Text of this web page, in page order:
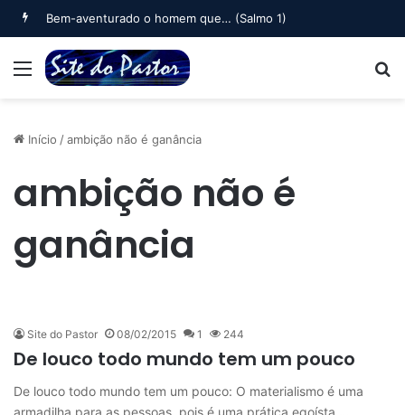
Bem-aventurado o homem que… (Salmo 1)
Menu
Início /ambição não é ganância
ambição não é
ganância
Site do Pastor 08/02/2015 1 244
De louco todo mundo tem um pouco
De louco todo mundo tem um pouco: O materialismo é uma
armadilha para as pessoas, pois é uma prática egoísta,…